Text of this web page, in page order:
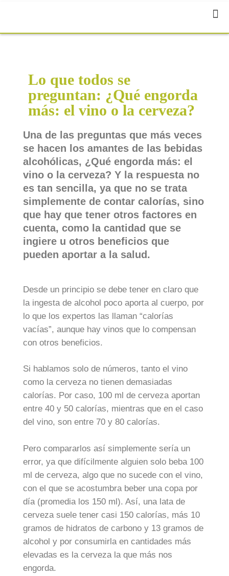
Lo que todos se
preguntan: ¿Qué engorda
más: el vino o la cerveza?
Una de las preguntas que más veces
se hacen los amantes de las bebidas
alcohólicas, ¿Qué engorda más: el
vino o la cerveza? Y la respuesta no
es tan sencilla, ya que no se trata
simplemente de contar calorías, sino
que hay que tener otros factores en
cuenta, como la cantidad que se
ingiere u otros beneficios que
pueden aportar a la salud.
Desde un principio se debe tener en claro que
la ingesta de alcohol poco aporta al cuerpo, por
lo que los expertos las llaman “calorías
vacías”, aunque hay vinos que lo compensan
con otros beneficios.
Si hablamos solo de números, tanto el vino
como la cerveza no tienen demasiadas
calorías. Por caso, 100 ml de cerveza aportan
entre 40 y 50 calorías, mientras que en el caso
del vino, son entre 70 y 80 calorías.
Pero compararlos así simplemente sería un
error, ya que difícilmente alguien solo beba 100
ml de cerveza, algo que no sucede con el vino,
con el que se acostumbra beber una copa por
día (promedia los 150 ml). Así, una lata de
cerveza suele tener casi 150 calorías, más 10
gramos de hidratos de carbono y 13 gramos de
alcohol y por consumirla en cantidades más
elevadas es la cerveza la que más nos
engorda.